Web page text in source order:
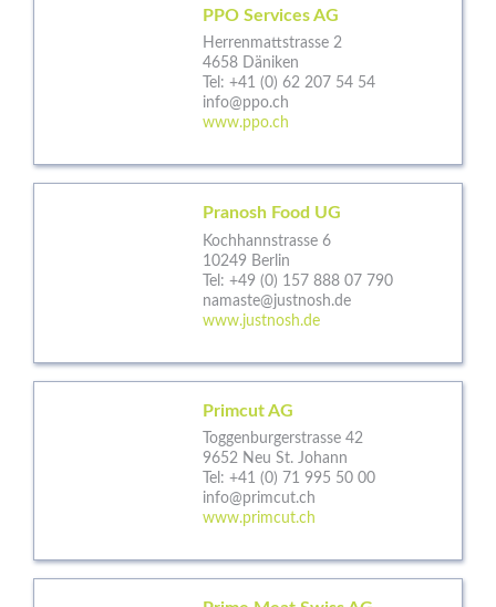
PPO Services AG
Herrenmattstrasse 2
4658 Däniken
Tel: +41 (0) 62 207 54 54
info@ppo.ch
www.ppo.ch
Pranosh Food UG
Kochhannstrasse 6
10249 Berlin
Tel: +49 (0) 157 888 07 790
namaste@justnosh.de
www.justnosh.de
Primcut AG
Toggenburgerstrasse 42
9652 Neu St. Johann
Tel: +41 (0) 71 995 50 00
info@primcut.ch
www.primcut.ch